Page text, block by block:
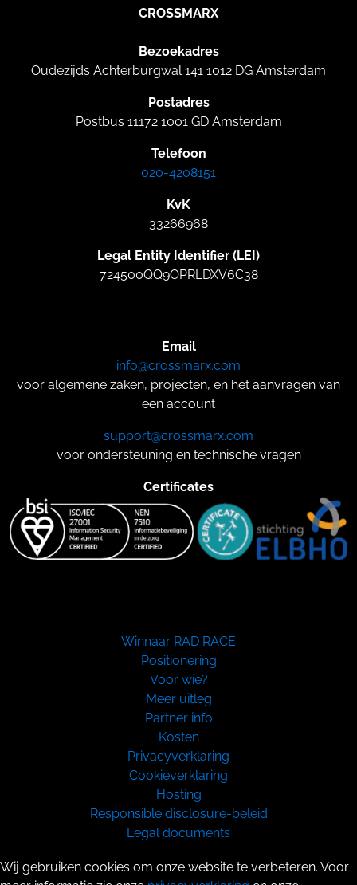
CROSSMARX
Bezoekadres
Oudezijds Achterburgwal 141 1012 DG Amsterdam
Postadres
Postbus 11172 1001 GD Amsterdam
Telefoon
020-4208151
KvK
33266968
Legal Entity Identifier (LEI)
724500QQ9OPRLDXV6C38
Email
info@crossmarx.com
voor algemene zaken, projecten, en het aanvragen van
een account
support@crossmarx.com
voor ondersteuning en technische vragen
Certificates
Winnaar RAD RACE
Positionering
Voor wie?
Meer uitleg
Partner info
Kosten
Privacyverklaring
Cookieverklaring
Hosting
Responsible disclosure-beleid
Legal documents
Copyright 2026
Wij gebruiken cookies om onze website te verbeteren. Voor